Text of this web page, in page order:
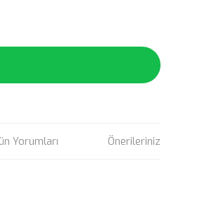
Yorumları Önerileriniz